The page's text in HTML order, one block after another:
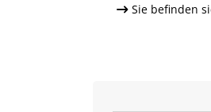
Sie befinden